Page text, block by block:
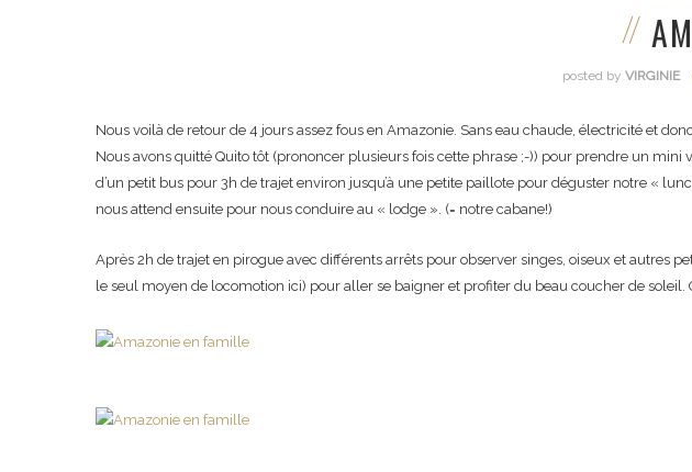
posted by VIRGINIE
Nous voilà de retour de 4 jours assez fous en Amazonie. Sans eau chaude, électricité et
Nous avons quitté Quito tôt (prononcer plusieurs fois cette phrase ;-)) pour prendre un
d’un petit bus pour 3h de trajet environ jusqu’à une petite paillote pour déguster notre «
nous attend ensuite pour nous conduire au « lodge ». (= notre cabane!)
Après 2h de trajet en pirogue avec différents arrêts pour observer singes, oiseux et autres
le seul moyen de locomotion ici) pour aller se baigner et profiter du beau coucher de soleil.